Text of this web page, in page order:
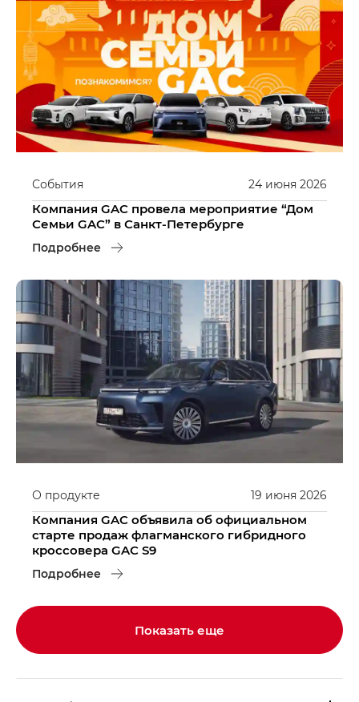
24 июня 2026
События
Компания GAC провела мероприятие “Дом
Семьи GAC” в Санкт-Петербурге
Подробнее
19 июня 2026
О продукте
Компания GAC объявила об официальном
старте продаж флагманского гибридного
кроссовера GAC S9
Подробнее
Показать еще